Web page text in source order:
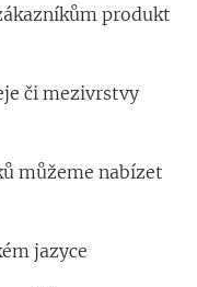
produkt
či mezivrstvy
můžeme nabízet
jazyce